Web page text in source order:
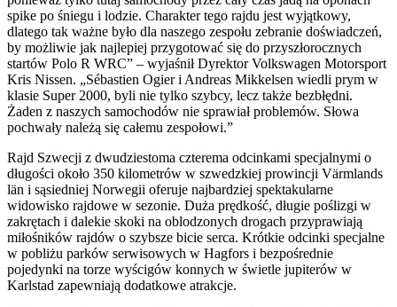
spike po śniegu i lodzie. Charakter tego rajdu jest wyjątkowy,
dlatego tak ważne było dla naszego zespołu zebranie doświadczeń,
by możliwie jak najlepiej przygotować się do przyszłorocznych
startów Polo R WRC” – wyjaśnił Dyrektor Volkswagen Motorsport
Kris Nissen. „Sébastien Ogier i Andreas Mikkelsen wiedli prym w
klasie Super 2000, byli nie tylko szybcy, lecz także bezbłędni.
Żaden z naszych samochodów nie sprawiał problemów. Słowa
pochwały należą się całemu zespołowi.”
Rajd Szwecji z dwudziestoma czterema odcinkami specjalnymi o
długości około 350 kilometrów w szwedzkiej prowincji Värmlands
län i sąsiedniej Norwegii oferuje najbardziej spektakularne
widowisko rajdowe w sezonie. Duża prędkość, długie poślizgi w
zakrętach i dalekie skoki na oblodzonych drogach przyprawiają
miłośników rajdów o szybsze bicie serca. Krótkie odcinki specjalne
w pobliżu parków serwisowych w Hagfors i bezpośrednie
pojedynki na torze wyścigów konnych w świetle jupiterów w
Karlstad zapewniają dodatkowe atrakcje.